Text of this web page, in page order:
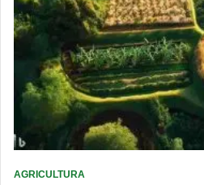
AGRICULTURA